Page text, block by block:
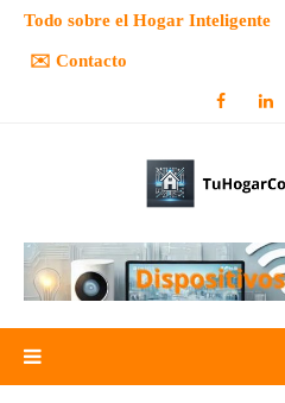
Todo sobre el Hogar Inteligente
✉️ Contacto